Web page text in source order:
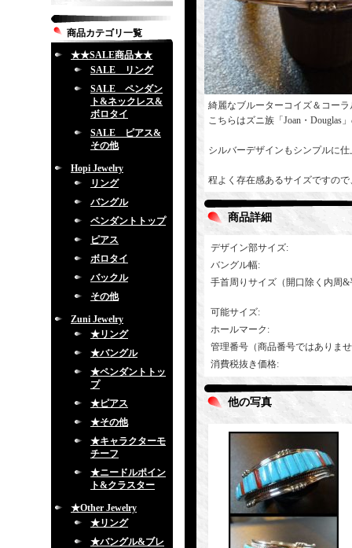
商品カテゴリ一覧
★★SALE商品★★
SALE リング
SALE ペンダン
ト&ネックレス&
ボロタイ
SALE ピアス&
その他
Hopi Jewelry
リング
バングル
ペンダントトップ
ピアス
ボロタイ
バックル
その他
Zuni Jewelry
★リング
★バングル
★ペンダントトッ
プ
★ピアス
★その他
★キャラクターモ
チーフ
★ニードルポイン
ト&クラスター
★Other Jewelry
★リング
★バングル&ブレ
綺麗なブルーターコイズ＆コー
こちらはズニ族「Joan・Douglas
シルバーデザインもシンプルに
程よく存在感あるサイズですの
商品詳細
デザイン部サイズ:
バングル幅:
手首周りサイズ（開口除く内周&
可能サイズ:
ホールマーク :
管理番号（商品番号ではありま
消費税抜き価格:
他の写真